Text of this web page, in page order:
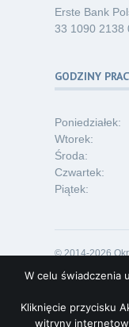
Erste Bank
33 1090 2138
GODZINY
Poniedziałek:
Wtorek:
Środa:
Czwartek:
Piątek:
© 2014-2026
Projekt i
W celu świadczenia
Kliknięcie przycisku
witryny